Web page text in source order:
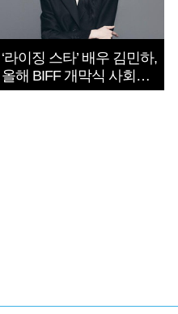
‘라이징 스타’ 배우 김민하,
올해 BIFF 개막식 사회자
확정